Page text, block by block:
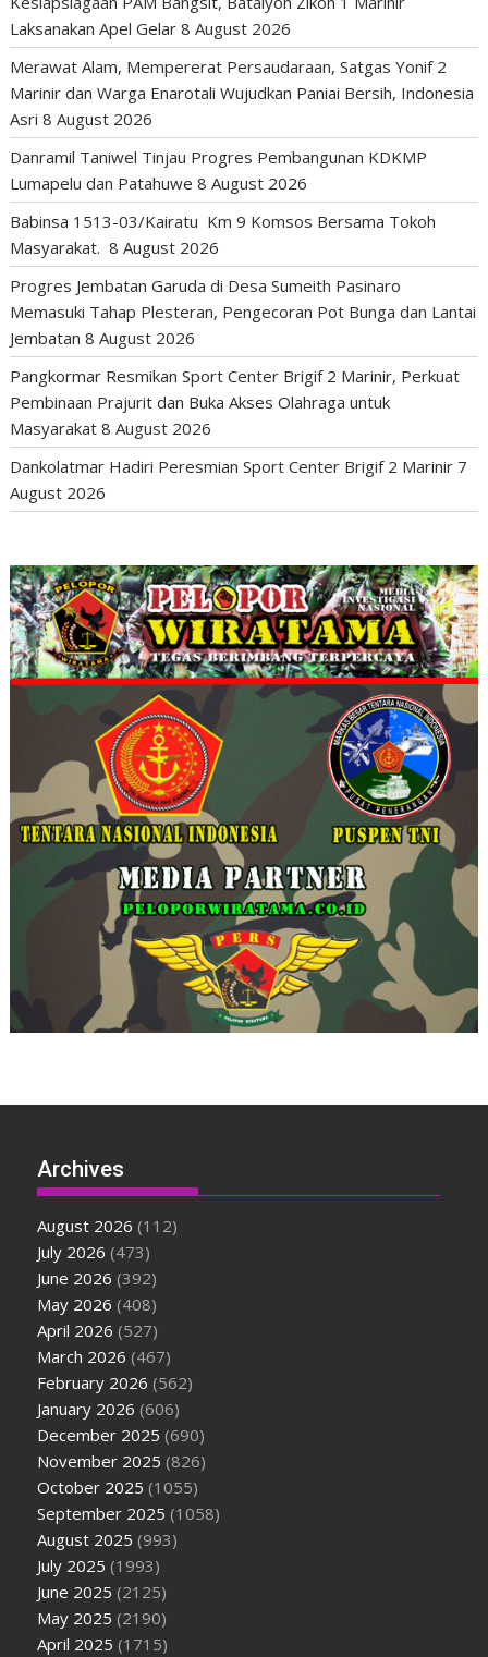
Laksanakan Apel Gelar 8 August 2026
Merawat Alam, Mempererat Persaudaraan, Satgas Yonif 2
Marinir dan Warga Enarotali Wujudkan Paniai Bersih, Indonesia
Asri 8 August 2026
Danramil Taniwel Tinjau Progres Pembangunan KDKMP
Lumapelu dan Patahuwe 8 August 2026
Babinsa 1513-03/Kairatu Km 9 Komsos Bersama Tokoh
Masyarakat. 8 August 2026
Progres Jembatan Garuda di Desa Sumeith Pasinaro
Memasuki Tahap Plesteran, Pengecoran Pot Bunga dan Lantai
Jembatan 8 August 2026
Pangkormar Resmikan Sport Center Brigif 2 Marinir, Perkuat
Pembinaan Prajurit dan Buka Akses Olahraga untuk
Masyarakat 8 August 2026
Dankolatmar Hadiri Peresmian Sport Center Brigif 2 Marinir 7
August 2026
Archives
August 2026 (112)
July 2026 (473)
June 2026 (392)
May 2026 (408)
April 2026 (527)
March 2026 (467)
February 2026 (562)
January 2026 (606)
December 2025 (690)
November 2025 (826)
October 2025 (1055)
September 2025 (1058)
August 2025 (993)
July 2025 (1993)
June 2025 (2125)
May 2025 (2190)
April 2025 (1715)